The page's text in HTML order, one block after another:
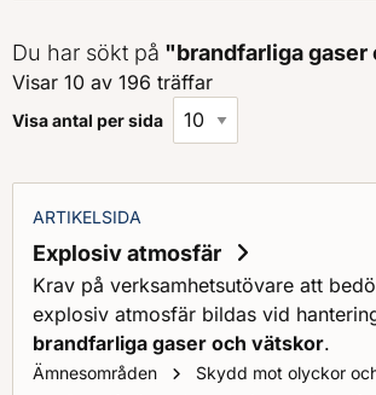
Du har sökt på "brandfarliga
Visar 10 av 196 träffar
Visa antal per sida
ARTIKELSIDA
Explosiv atmosfär
Krav på verksamhetsutövare att
explosiv atmosfär bildas vid
brandfarliga gaser och vätskor.
Ämnesområden
Skydd mot olyckor